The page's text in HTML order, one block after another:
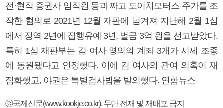
전·현직 증권사 임직원 등과 짜고 도이치모터스 주가를 조
작한 혐의로 2021년 12월 재판에 넘겨져 지난해 2월 1심
에서 징역 2년에 집행유예 3년, 벌금 3억 원을 선고받았다.
특히 1심 재판부는 김 여사 명의의 계좌 3개가 시세 조종
에 동원됐다고 인정했다. 이에 김 여사의 관여 의혹이 재
점화했고, 야권은 특별검사법을 발의했다. 연합뉴스
ⓒ국제신문(www.kookje.co.kr), 무단 전재 및 재배포 금지